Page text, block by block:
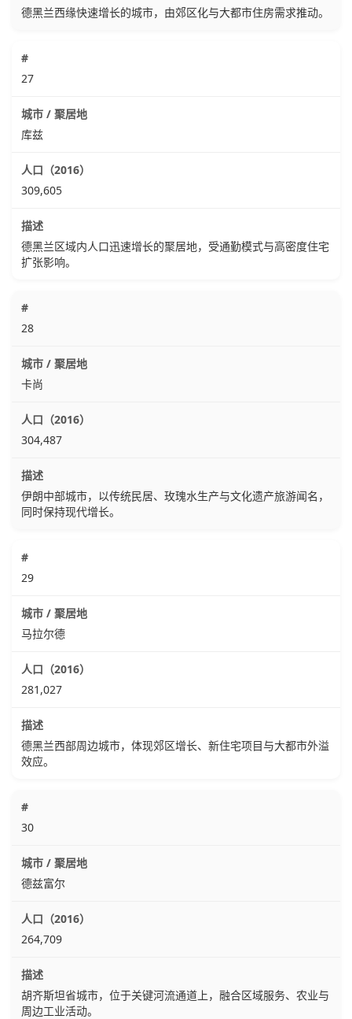
德黑兰西缘快速增长的城市，由郊区化与大都市住房需求推动。
27
库兹
309,605
德黑兰区域内人口迅速增长的聚居地，受通勤模式与高密度住宅
扩张影响。
28
卡尚
304,487
伊朗中部城市，以传统民居、玫瑰水生产与文化遗产旅游闻名，
同时保持现代增长。
29
马拉尔德
281,027
德黑兰西部周边城市，体现郊区增长、新住宅项目与大都市外溢
效应。
30
德兹富尔
264,709
胡齐斯坦省城市，位于关键河流通道上，融合区域服务、农业与
周边工业活动。